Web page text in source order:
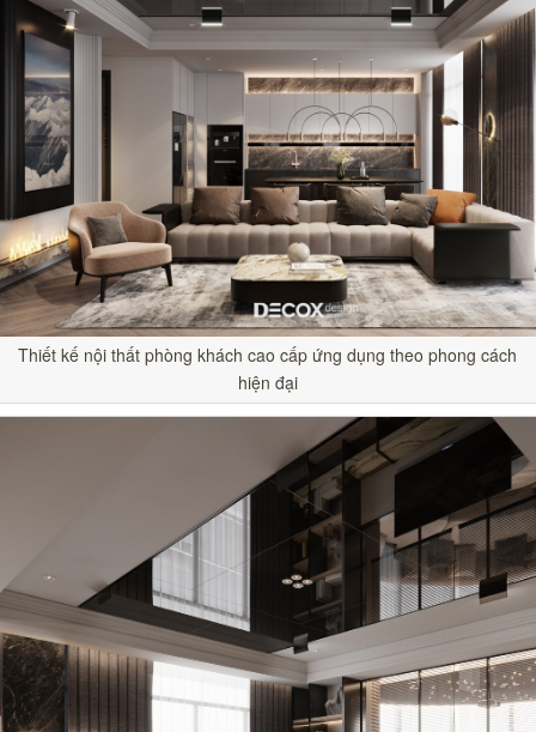
Thiết kế nội thất phòng khách cao cấp ứng dụng theo phong cách
hiện đại